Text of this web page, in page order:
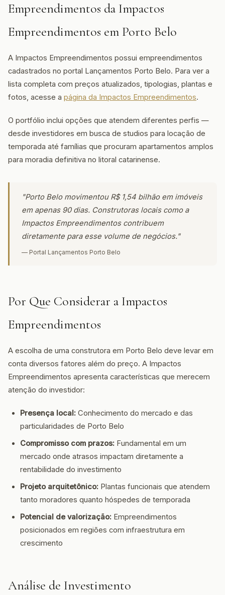
Empreendimentos da Impactos
Empreendimentos em Porto Belo
A Impactos Empreendimentos possui empreendimentos
cadastrados no portal Lançamentos Porto Belo. Para ver a
lista completa com preços atualizados, tipologias, plantas e
fotos, acesse a página da Impactos Empreendimentos.
O portfólio inclui opções que atendem diferentes perfis —
desde investidores em busca de studios para locação de
temporada até famílias que procuram apartamentos amplos
para moradia definitiva no litoral catarinense.
"Porto Belo movimentou R$ 1,54 bilhão em imóveis
em apenas 90 dias. Construtoras locais como a
Impactos Empreendimentos contribuem
diretamente para esse volume de negócios."
— Portal Lançamentos Porto Belo
Por Que Considerar a Impactos
Empreendimentos
A escolha de uma construtora em Porto Belo deve levar em
conta diversos fatores além do preço. A Impactos
Empreendimentos apresenta características que merecem
atenção do investidor:
Presença local: Conhecimento do mercado e das
particularidades de Porto Belo
Compromisso com prazos: Fundamental em um
mercado onde atrasos impactam diretamente a
rentabilidade do investimento
Projeto arquitetônico: Plantas funcionais que atendem
tanto moradores quanto hóspedes de temporada
Potencial de valorização: Empreendimentos
posicionados em regiões com infraestrutura em
crescimento
Análise de Investimento